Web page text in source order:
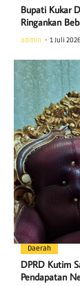
Bupati Kukar
Ringankan
admin 1 Juli 2026
Daerah
DPRD Kutim
Pendapatan